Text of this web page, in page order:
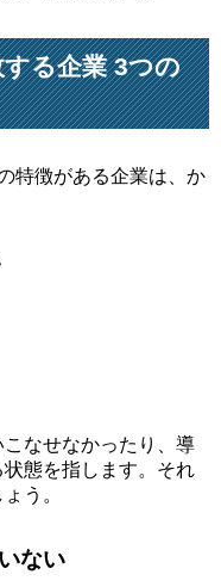
る企業 3つの
特徴がある企業は、か
こなせなかったり、導
態を指します。それ
う。
ない